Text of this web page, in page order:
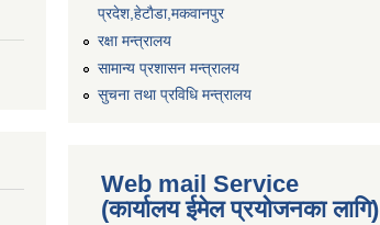
प्रदेश,हेटाैडा,मकवानपुर
रक्षा मन्त्रालय
सामान्य प्रशासन मन्त्रालय
सुचना तथा प्रविधि मन्त्रालय
Web mail Service
(कार्यालय ईमेल प्रयोजनका लागि)